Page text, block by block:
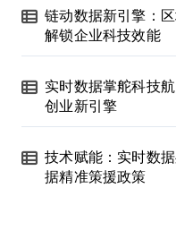
链动数据新引擎：
解锁企业科技效能
实时数据掌舵科技
创业新引擎
技术赋能：实时数
据精准策援政策